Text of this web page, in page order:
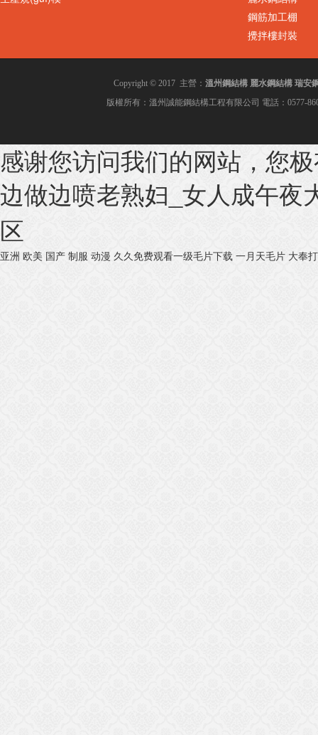
鋼筋加工棚
攪拌樓封裝
Copyright © 2017 主營： 溫州鋼結構 麗水鋼結構瑞安
版權所有：溫州誠能鋼結構工程有限公司 電話：0577-
感谢您访问我们的网站，您
边做边喷老熟妇_女人成午夜
区
亚洲 欧美 国产 制服 动漫 久久免费观看一级毛片下载 一月天毛片 大奉